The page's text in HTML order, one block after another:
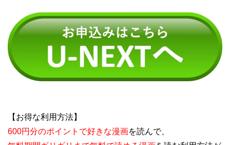
【お得な利用方法】
600円分のポイントで好きな漫画を読んで、